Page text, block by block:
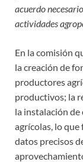
acuerdo
actividades
En la comisión
la creación de
productores
productivos; la
la instalación de
agrícolas, lo
datos precisos